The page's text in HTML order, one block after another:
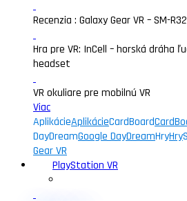
Recenzia : Galaxy Gear VR – SM-
Hra pre VR: InCell – horská dráha
headset
VR okuliare pre mobilnú VR
Viac
AplikácieAplikácieCardBoard
DayDreamGoogle DayDreamHryHry
Gear VR
PlayStation VR